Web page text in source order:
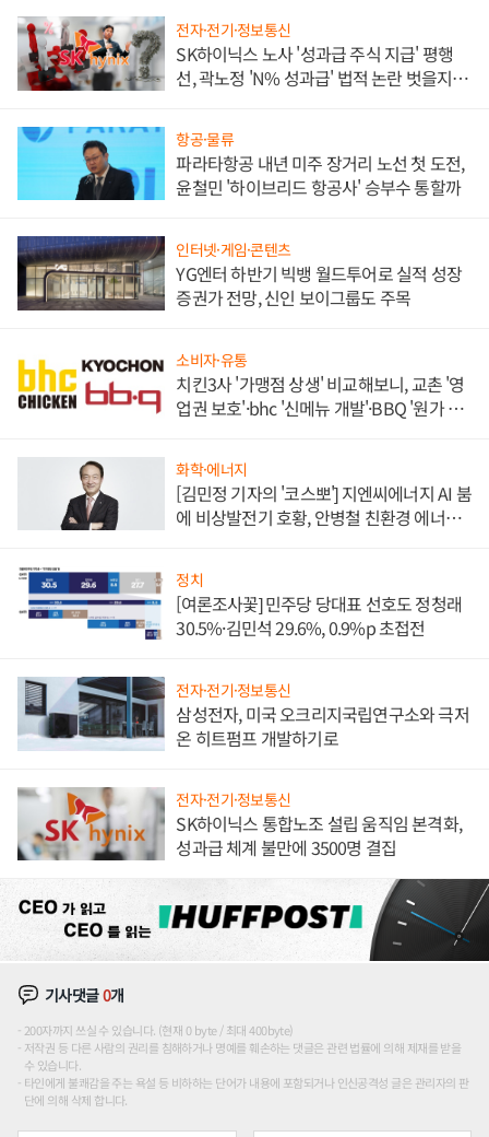
전자·전기·정보통신
SK하이닉스 노사 '성과급 주식 지급' 평행
선, 곽노정 'N% 성과급' 법적 논란 벗을지 주
항공·물류
파라타항공 내년 미주 장거리 노선 첫 도전,
윤철민 '하이브리드 항공사' 승부수 통할까
인터넷·게임·콘텐츠
YG엔터 하반기 빅뱅 월드투어로 실적 성장
증권가 전망, 신인 보이그룹도 주목
소비자·유통
치킨3사 '가맹점 상생' 비교해보니, 교촌 '영
업권 보호'·bhc '신메뉴 개발'·BBQ '원가 부
화학·에너지
[김민정 기자의 '코스뽀'] 지엔씨에너지 AI 붐
에 비상발전기 호황, 안병철 친환경 에너지
정치
[여론조사꽃] 민주당 당대표 선호도 정청래
30.5%·김민석 29.6%, 0.9%p 초접전
전자·전기·정보통신
삼성전자, 미국 오크리지국립연구소와 극저
온 히트펌프 개발하기로
전자·전기·정보통신
SK하이닉스 통합노조 설립 움직임 본격화,
성과급 체계 불만에 3500명 결집
기사댓글0개
200자까지 쓰실 수 있습니다. (현재 0 byte / 최대 400byte)
저작권 등 다른 사람의 권리를 침해하거나 명예를 훼손하는 댓글은 관련 법률에 의해 제재를 받을
수 있습니다.
타인에게 불쾌감을 주는 욕설 등 비하하는 단어가 내용에 포함되거나 인신공격성 글은 관리자의 판
단에 의해 삭제 합니다.